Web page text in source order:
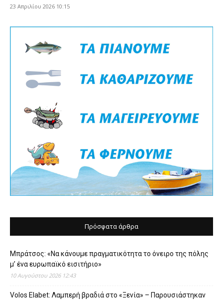
23 Απριλίου 2026 10:15
Πρόσφατα άρθρα
Μπράτσος: «Να κάνουμε πραγματικότητα το όνειρο της πόλης
μ’ ένα ευρωπαϊκό εισιτήριο»
10 Αυγούστου 2026 12:43
Volos Elabet: Λαμπερή βραδιά στο «Ξενία» – Παρουσιάστηκαν